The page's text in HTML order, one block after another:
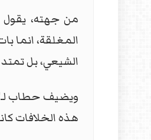
من جهته،
المغلقة، انما
الشيعي، بل تمتد
ويضيف حطاب
هذه الخلافات